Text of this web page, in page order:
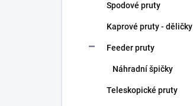
Spodové pruty
Kaprové pruty - děličky
Feeder pruty
Náhradní špičky
Teleskopické pruty